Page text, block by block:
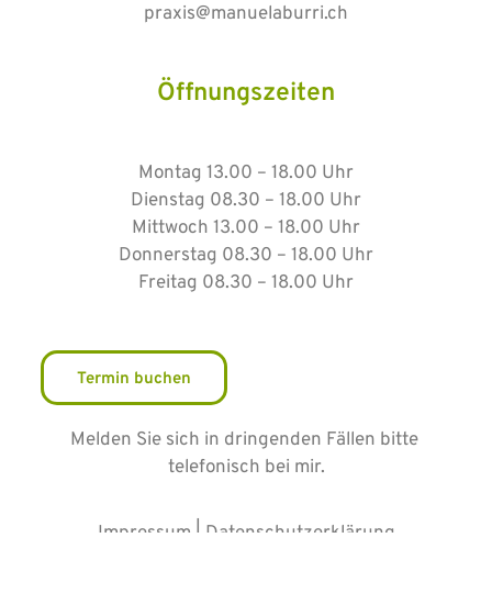
praxis@manuelaburri.ch
Öffnungszeiten
Montag 13.00 – 18.00 Uhr
Dienstag 08.30 – 18.00 Uhr
Mittwoch 13.00 – 18.00 Uhr
Donnerstag 08.30 – 18.00 Uhr
Freitag 08.30 – 18.00 Uhr
Termin buchen
Melden Sie sich in dringenden Fällen bitte
telefonisch bei mir.
Impressum | Datenschutzerklärung